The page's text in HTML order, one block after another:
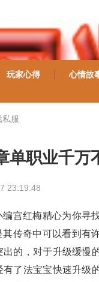
玩家心得 心情故
私服
单职业千万
23:19:48
编宫红梅精心为你寻
其传奇中可以看到有
出的，对于升级缓慢
有了法宝宝快速升级